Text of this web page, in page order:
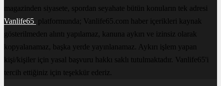
magazinden siyasete, spordan seyahate bütün konuların tek adresi
Vanlife65 platformunda; Vanlife65.com haber içerikleri kaynak
gösterilmeden alıntı yapılamaz, kanuna aykırı ve izinsiz olarak
kopyalanamaz, başka yerde yayınlanamaz. Aykırı işlem yapan
kişi/kişiler için yasal başvuru hakkı saklı tutulmaktadır. Vanlife65'i
tercih ettiğiniz için teşekkür ederiz.